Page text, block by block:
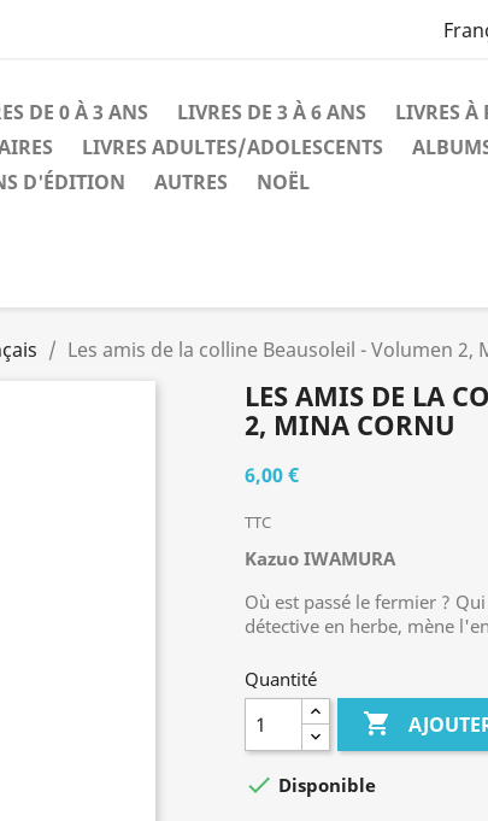
DE 0 À 3 ANS LIVRES DE 3 À 6 ANS
LIVRES À
LIVRES ADULTES/ADOLESCENTS
D'ÉDITION AUTRES NOËL
Les amis de la colline Beausoleil - Volumen 2,
LES AMIS DE LA
2, MINA CORNU
6,00 €
TTC
Kazuo IWAMURA
Où est passé le fermier ?
détective en herbe, mène
Quantité

 Disponible